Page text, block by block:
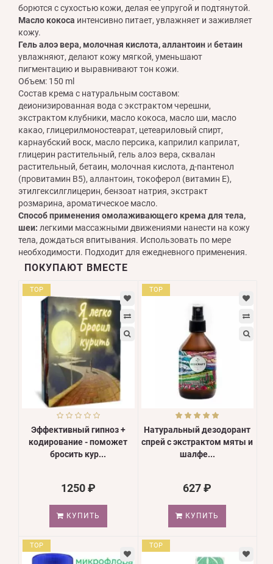
борются с сухостью кожи, делая ее упругой и подтянутой.
Масло кокоса интенсивно питает, увлажняет и заживляет
кожу.
Гель алоэ вера, молочная кислота, аллантоин и бетаин
увлажняют, делают кожу мягкой, уменьшают
пигментацию и выравнивают тон кожи.
Объем: 150 ml
Состав крема с натуральным составом:
деионизированная вода с экстрактом черешни,
экстрактом клубники, масло кокоса, масло ши, масло
какао, глицерилмоностеарат, цетеариловый спирт,
карнаубский воск, масло персика, каприлил каприлат,
глицерин растительный, гель алоэ вера, сквалан
растительный, бетаин, молочная кислота, д-пантенол
(провитамин В5), аллантоин, токоферол (витамин Е),
этилгексилглицерин, бензоат натрия, экстракт
розмарина, ароматическое масло.
Способ применения омолаживающего крема для тела,
шеи: легкими массажными движениями нанести на кожу
тела, дождаться впитывания. Использовать по мере
необходимости. Подходит для ежедневного применения.
ПОКУПАЮТ ВМЕСТЕ
TOP
Эффективный гипноз +
кодирование - поможет
бросить кур...
1250 ₽
КУПИТЬ
TOP
Натуральный дезодорант
спрей с экстрактом мяты и
шалфе...
627 ₽
КУПИТЬ
TOP TOP